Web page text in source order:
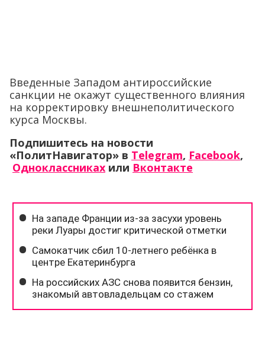
Введенные Западом антироссийские
санкции не окажут существенного влияния
на корректировку внешнеполитического
курса Москвы.
Подпишитесь на новости
«ПолитНавигатор» в Telegram, Facebook,
Одноклассниках или Вконтакте